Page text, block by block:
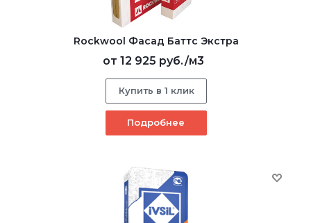
Rockwool Фасад Баттс Экстра
от 12 925 руб./м3
Купить в 1 клик
Подробнее